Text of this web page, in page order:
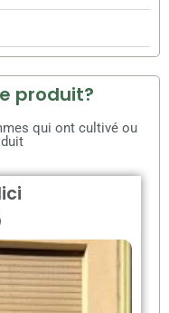
produit?
qui ont cultivé ou